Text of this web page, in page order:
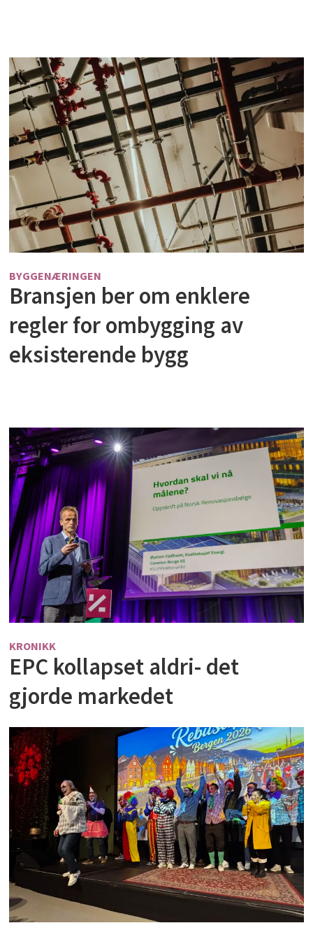
BYGGENÆRINGEN
Bransjen ber om enklere
regler for ombygging av
eksisterende bygg
KRONIKK
EPC kollapset aldri- det
gjorde markedet